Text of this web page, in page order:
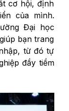
cơ hội, định
của mình.
Đại học
bạn trang
từ đó tự
đầy tiềm